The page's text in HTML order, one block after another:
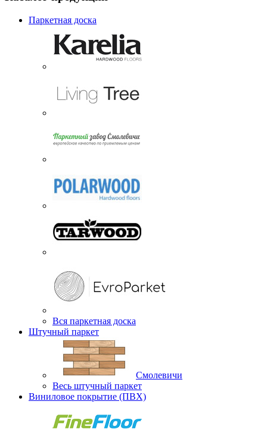
Паркетная доска
Вся паркетная доска
Штучный паркет
Смолевичи
Весь штучный паркет
Виниловое покрытие (ПВХ)